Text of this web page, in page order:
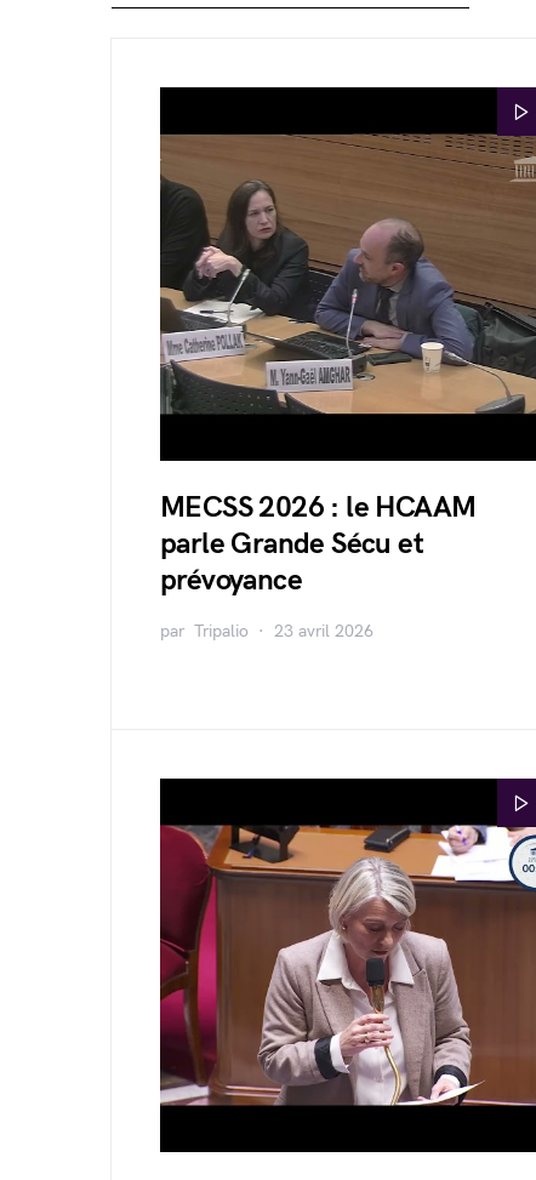
MECSS 2026 : le HCAAM
parle Grande Sécu et
prévoyance
par Tripalio 23 avril 2026